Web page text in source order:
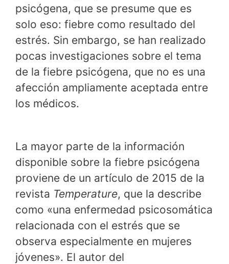
psicógena, que se presume que es
solo eso: fiebre como resultado del
estrés. Sin embargo, se han realizado
pocas investigaciones sobre el tema
de la fiebre psicógena, que no es una
afección ampliamente aceptada entre
los médicos.
La mayor parte de la información
disponible sobre la fiebre psicógena
proviene de un artículo de 2015 de la
revista Temperature, que la describe
como «una enfermedad psicosomática
relacionada con el estrés que se
observa especialmente en mujeres
jóvenes». El autor del